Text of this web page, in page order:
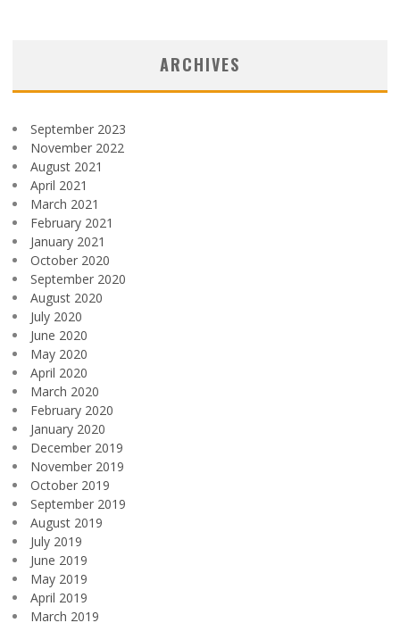
ARCHIVES
September 2023
November 2022
August 2021
April 2021
March 2021
February 2021
January 2021
October 2020
September 2020
August 2020
July 2020
June 2020
May 2020
April 2020
March 2020
February 2020
January 2020
December 2019
November 2019
October 2019
September 2019
August 2019
July 2019
June 2019
May 2019
April 2019
March 2019